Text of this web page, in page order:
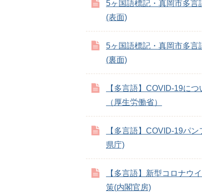
5ヶ国語標記・真岡市多言
(表面)
5ヶ国語標記・真岡市多言
(裏面)
【多言語】COVID-19に
（厚生労働省）
【多言語】COVID-19パ
県庁)
【多言語】新型コロナウ
策(内閣官房)